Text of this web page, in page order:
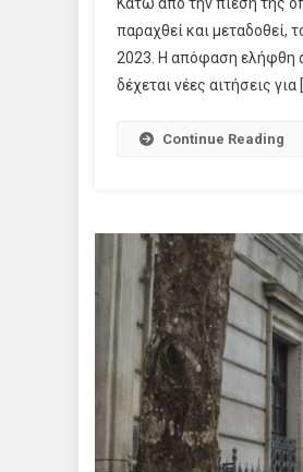
παραχθεί και
2023. Η απόφαση ελήφθη
δέχεται νέες αιτήσεις για
Continue Reading